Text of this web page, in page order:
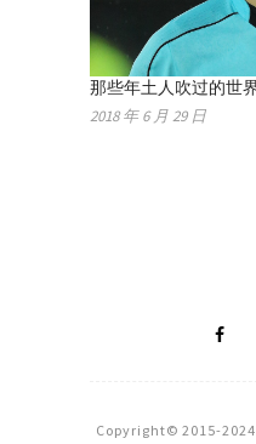
那些年土人吹过的世
2018 年 6 月 29 日
Copyright© 2015-